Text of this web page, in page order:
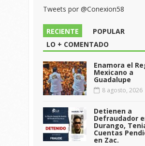
Tweets por @Conexion58
RECIENTE
POPULAR
LO + COMENTADO
Enamora el
Mexicano a
Guadalupe
8 agosto, 2026
Detienen a
Defraudador
Durango,
Cuentas
en Zac.